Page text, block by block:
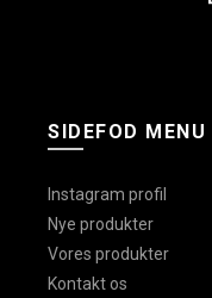
SIDEFOD MENU
Instagram profil
Nye produkter
Vores produkter
Kontakt os